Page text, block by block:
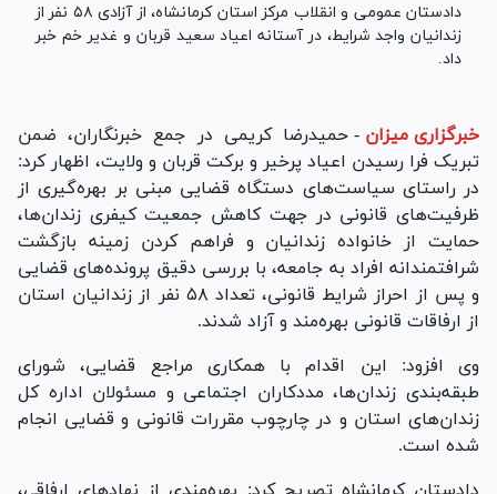
دادستان عمومی و انقلاب مرکز استان کرمانشاه، از آزادی ۵۸ نفر از
زندانیان واجد شرایط، در آستانه اعیاد سعید قربان و غدیر خم خبر
داد.
خبرگزاری میزان - حمیدرضا کریمی در جمع خبرنگاران، ضمن
تبریک فرا رسیدن اعیاد پرخیر و برکت قربان و ولایت، اظهار کرد:
در راستای سیاست‌های دستگاه قضایی مبنی بر بهره‌گیری از
ظرفیت‌های قانونی در جهت کاهش جمعیت کیفری زندان‌ها،
حمایت از خانواده زندانیان و فراهم کردن زمینه بازگشت
شرافتمندانه افراد به جامعه، با بررسی دقیق پرونده‌های قضایی
و پس از احراز شرایط قانونی، تعداد ۵۸ نفر از زندانیان استان
از ارفاقات قانونی بهره‌مند و آزاد شدند.
وی افزود: این اقدام با همکاری مراجع قضایی، شورای
طبقه‌بندی زندان‌ها، مددکاران اجتماعی و مسئولان اداره کل
زندان‌های استان و در چارچوب مقررات قانونی و قضایی انجام
شده است.